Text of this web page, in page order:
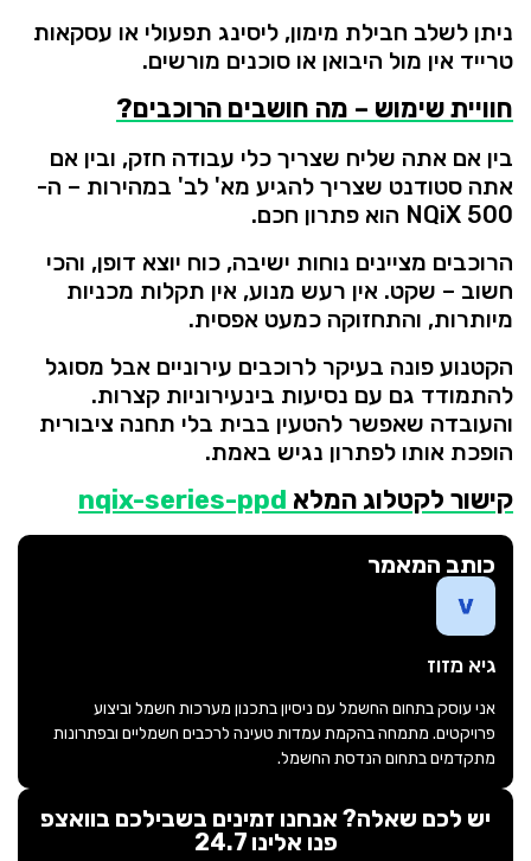
ניתן לשלב חבילת מימון, ליסינג תפעולי או עסקאות
טרייד אין מול היבואן או סוכנים מורשים.
חווייתשימוש – מה חושבים הרוכבים?
בין אם אתה שליח שצריך כלי עבודה חזק, ובין אם
אתה סטודנט שצריך להגיע מא' לב' במהירות – ה-
NQiX 500 הוא פתרון חכם.
הרוכבים מציינים נוחות ישיבה, כוח יוצא דופן, והכי
חשוב – שקט. אין רעש מנוע, אין תקלות מכניות
מיותרות, והתחזוקה כמעט אפסית.
הקטנוע פונה בעיקר לרוכבים עירוניים אבל מסוגל
להתמודד גם עם נסיעות בינעירוניות קצרות.
והעובדה שאפשר להטעין בבית בלי תחנה ציבורית
הופכת אותו לפתרון נגיש באמת.
קישור לקטלוג המלא nqix-series-ppd
כותב המאמר
גיא מזוז
אני עוסק בתחום החשמל עם ניסיון בתכנון מערכות חשמל וביצוע
פרויקטים. מתמחה בהקמת עמדות טעינה לרכבים חשמליים ובפתרונות
מתקדמים בתחום הנדסת החשמל.
יש לכם שאלה? אנחנו זמינים בשבילכם בוואצפ
פנו אלינו 24.7